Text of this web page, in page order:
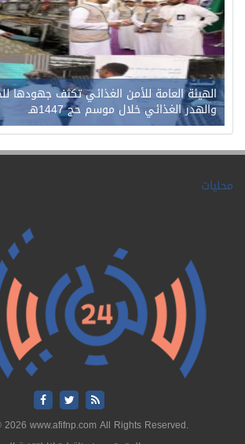
الهيئة العامة للأمن الغذائي تكثف جهودها
والهدر الغذائي خلال موسم حج 1447هـ
محليات
www.afifnp.com All Rights Reserved.